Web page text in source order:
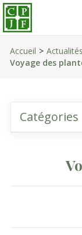
Accueil Actualités
Voyage des
Catégories